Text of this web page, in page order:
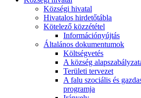
Községi hivatal
Hivatalos hirdetőtábla
Kötelező közzététel
Információnyújtás
Általános dokumentumok
Költségvetés
A község
Területi tervezet
A falu szociális és
programja